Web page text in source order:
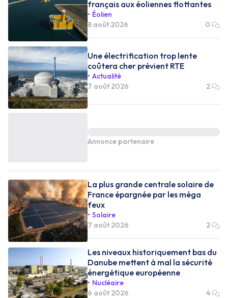
français aux éoliennes flottantes
Éolien
8 août 2026
0
Une électrification trop lente
coûtera cher prévient RTE
Actualité
7 août 2026
2
Annonce partenaire
La plus grande centrale solaire de
France épargnée par les méga
feux
Solaire
7 août 2026
2
Les niveaux historiquement bas du
Danube mettent à mal la sécurité
énergétique européenne
Nucléaire
6 août 2026
4